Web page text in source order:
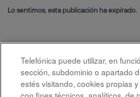
Lo sentimos, esta publicación ha expirado.
Telefónica puede utilizar, en
sección, subdominio o apartado
estés visitando, cookies propias